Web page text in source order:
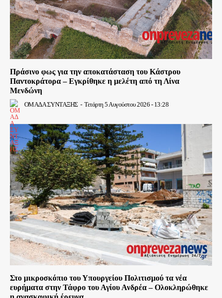
Πράσινο φως για την αποκατάσταση του Κάστρου
Παντοκράτορα – Εγκρίθηκε η μελέτη από τη Λίνα
Μενδώνη
ΟΜΑΔΑ ΣΥΝΤΑΞΗΣ - Τετάρτη 5 Αυγούστου 2026 - 13:28
Στο μικροσκόπιο του Υπουργείου Πολιτισμού τα νέα
ευρήματα στην Τάφρο του Αγίου Ανδρέα – Ολοκληρώθηκε